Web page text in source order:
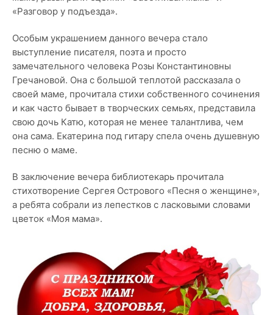
«Разговор у подъезда».
Особым украшением данного вечера стало
выступление писателя, поэта и просто
замечательного человека Розы Константиновны
Гречановой. Она с большой теплотой рассказала о
своей маме, прочитала стихи собственного сочинения
и как часто бывает в творческих семьях, представила
свою дочь Катю, которая не менее талантлива, чем
она сама. Екатерина под гитару спела очень душевную
песню о маме.
В заключение вечера библиотекарь прочитала
стихотворение Сергея Острового «Песня о женщине»,
а ребята собрали из лепестков с ласковыми словами
цветок «Моя мама».